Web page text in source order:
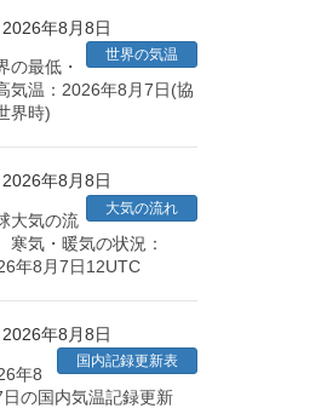
2026年8月8日
世界の気温
気温：2026年8月7日(協
界時)
2026年8月8日
大気の流れ
寒気・暖気の状況：
年8月7日12UTC
2026年8月8日
国内記録更新表
日の国内気温記録更新